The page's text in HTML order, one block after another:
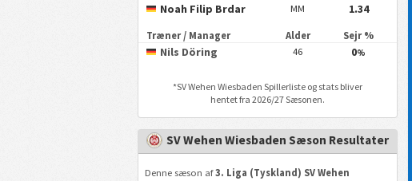
Noah Filip Brdar
MM 1.34
Træner / Manager Alder Sejr %
Nils Döring 46 0%
*SV Wehen Wiesbaden Spillerliste og stats bliver
hentet fra 2026/27 Sæsonen.
SV Wehen Wiesbaden Sæson Resultater
Denne sæson af3. Liga (Tyskland) SV Wehen